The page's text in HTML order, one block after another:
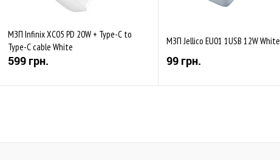
МЗП Infinix XC05 PD 20W + Type-C to
Type-C cable White
599 грн.
МЗП Jellico EU01 1USB 12W White
99 грн.